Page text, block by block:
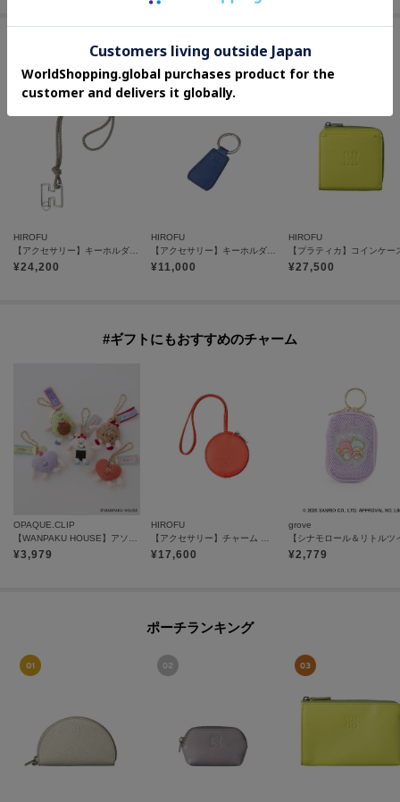
#上質な本革アイテム
HIROFU
【アクセサリー】キーホルダー ストラップ レザー 本革（商品番号：P25-65510）
¥24,200
HIROFU
【アクセサリー】キーホルダー 靴べら レザー 本革（商品番号：P25-50106）
¥11,000
HIROFU
¥27,500
#ギフトにもおすすめのチャーム
OPAQUE.CLIP
¥3,979
HIROFU
¥17,600
grove
¥2,779
ポーチランキング